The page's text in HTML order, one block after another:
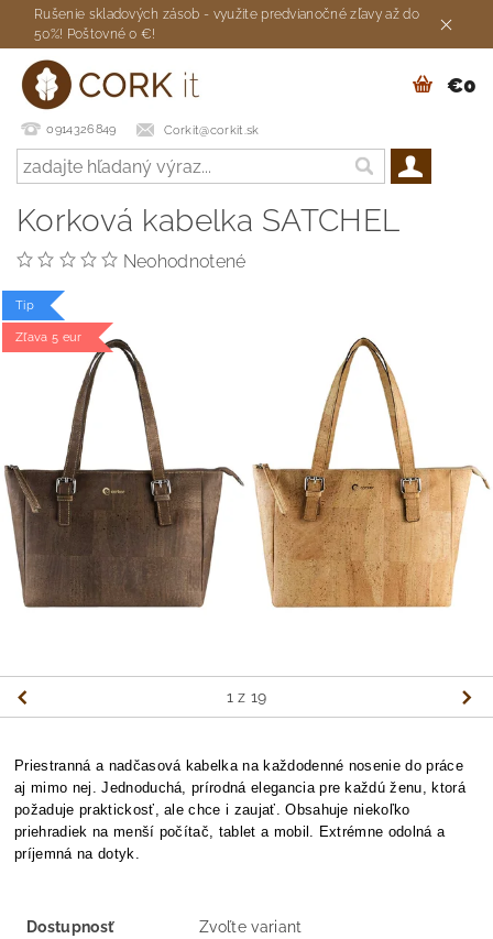
Rušenie skladových zásob - využite predvianočné zľavy až do
50%! Poštovné 0 €!
0914326849 Corkit@corkit.sk
€0
Korková kabelka SATCHEL
Neohodnotené
Tip
Zľava 5 eur
1 z 19
Priestranná a nadčasová kabelka na každodenné nosenie do práce
aj mimo nej. Jednoduchá, prírodná elegancia pre každú ženu, ktorá
požaduje praktickosť, ale chce i zaujať. Obsahuje niekoľko
priehradiek na menší počítač, tablet a mobil. Extrémne odolná a
príjemná na dotyk.
Dostupnosť Zvoľte variant